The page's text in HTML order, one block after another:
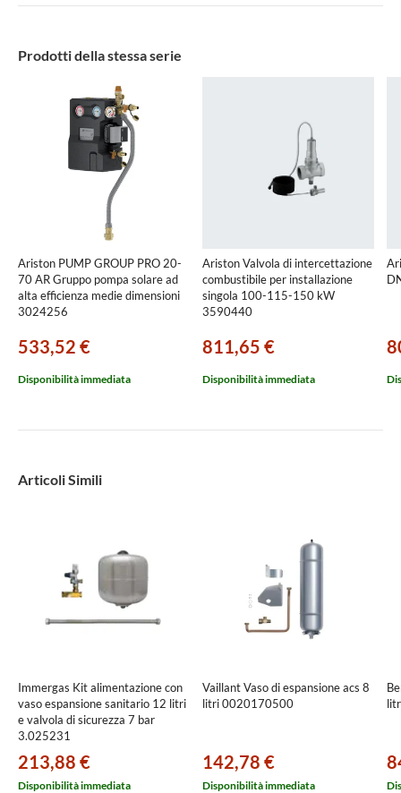
Prodotti della stessa serie
Ariston PUMP GROUP PRO 20-
70 AR Gruppo pompa solare ad
alta efficienza medie dimensioni
3024256
533,52 €
Disponibilità immediata
Ariston Valvola di intercettazione
combustibile per installazione
singola 100-115-150 kW
3590440
811,65 €
Disponibilità immediata
Articoli Simili
Immergas Kit alimentazione con
vaso espansione sanitario 12 litri
e valvola di sicurezza 7 bar
3.025231
213,88 €
Disponibilità immediata
Vaillant Vaso di espansione acs 8
litri 0020170500
142,78 €
Disponibilità immediata